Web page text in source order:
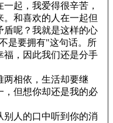
起，我爱得很辛苦，
和喜欢的人在一起但
盾呢？我就是这样的心
是要拥有"这句话。所
福，因此我们还是分手
相依，生活却要继
，但想你却还是我的必
人的口中听到你的消